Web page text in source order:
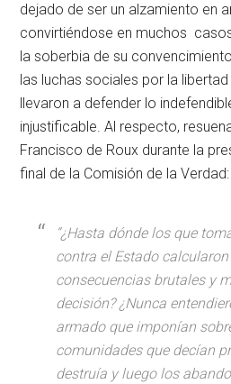
dejado de ser un alzamiento en
convirtiéndose en muchos
la soberbia de su
las luchas sociales por la
llevaron a defender lo
injustificable. Al respecto,
Francisco de Roux durante la
final de la Comisión de la Verdad:
“¿Hasta dónde los que
contra el Estado
consecuencias brutales y
decisión? ¿Nunca
armado que imponían
comunidades que decían
destruía y luego los